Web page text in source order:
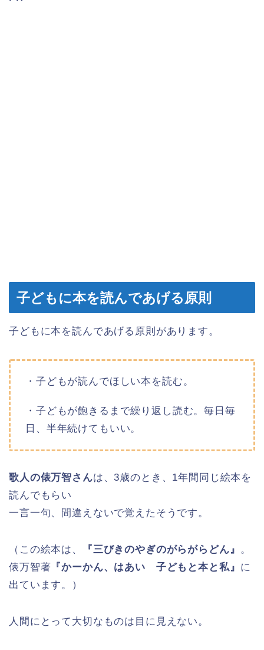
子どもに本を読んであげる原則
子どもに本を読んであげる原則があります。
・子どもが読んでほしい本を読む。
・子どもが飽きるまで繰り返し読む。毎日毎
日、半年続けてもいい。
歌人の俵万智さんは、3歳のとき、1年間同じ絵本を
読んでもらい
一言一句、間違えないで覚えたそうです。
（この絵本は、 『三びきのやぎのがらがらどん』
。
俵万智著 『かーかん、はあい 子どもと本と私』 に
出ています。）
人間にとって大切なものは目に見えない。